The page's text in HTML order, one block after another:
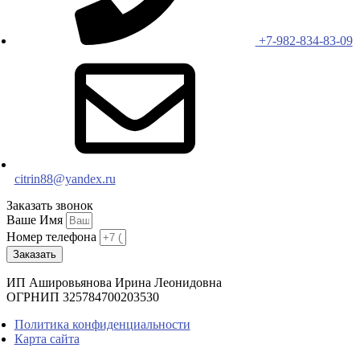
+7-982-834-83-09
citrin88@yandex.ru
Заказать звонок
Ваше Имя
Номер телефона
Заказать
ИП Ашировьянова Ирина Леонидовна
ОГРНИП 325784700203530
Политика конфиденциальности
Карта сайта